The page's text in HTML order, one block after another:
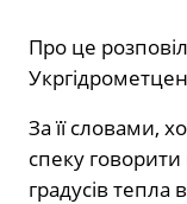
Про це
За її словами,
спеку
градусів